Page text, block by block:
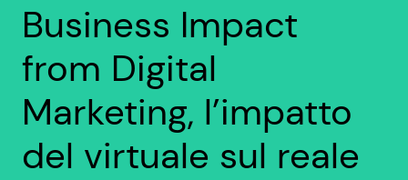
Business Impact
from Digital
Marketing, l’impatto
del virtuale sul reale